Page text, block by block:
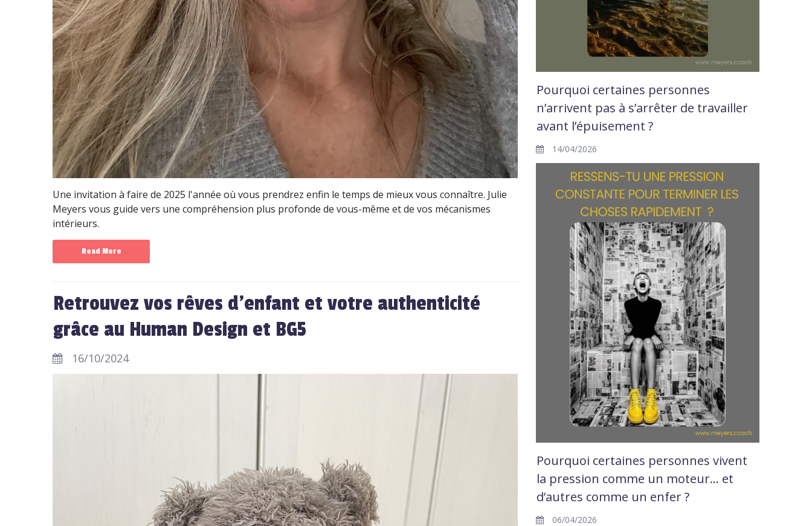
Une invitation à faire de 2025 l'année où vous prendrez enfin le temps de mieux vous connaître. Julie
Meyers vous guide vers une compréhension plus profonde de vous-même et de vos mécanismes
intérieurs.
Read More
Retrouvez vos rêves d'enfant et votre authenticité
grâce au Human Design et BG5
16/10/2024
Pourquoi certaines personnes
n’arrivent pas à s’arrêter de travailler
avant l’épuisement ?
14/04/2026
Pourquoi certaines personnes vivent
la pression comme un moteur… et
d’autres comme un enfer ?
06/04/2026